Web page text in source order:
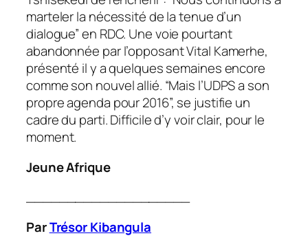
marteler la nécessité de la tenue d’un
dialogue” en RDC. Une voie pourtant
abandonnée par l’opposant Vital Kamerhe,
présenté il y a quelques semaines encore
comme son nouvel allié. “Mais l’UDPS a son
propre agenda pour 2016”, se justifie un
cadre du parti. Difficile d’y voir clair, pour le
moment.
Jeune Afrique
ParTrésor Kibangula